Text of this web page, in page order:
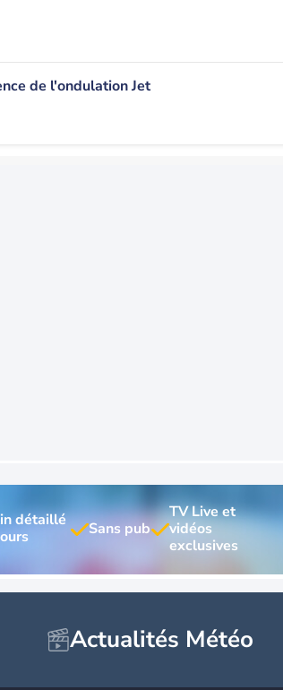
de l'ondulation Jet
détaillé
TV Live et
vidéos
Actualités Météo